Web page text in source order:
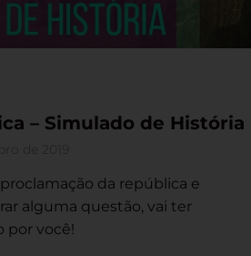
– Simulado de História
da república e
alguma questão, vai ter
por você!